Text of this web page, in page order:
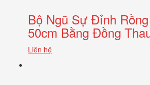
Bộ Ngũ Sự Đỉnh
50cm Bằng Đồng
Liên hệ